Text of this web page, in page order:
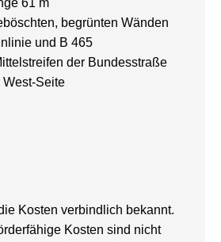
61 m
begrünten Wänden
und B 465
der Bundesstraße
Seite
Kosten verbindlich bekannt.
Kosten sind nicht